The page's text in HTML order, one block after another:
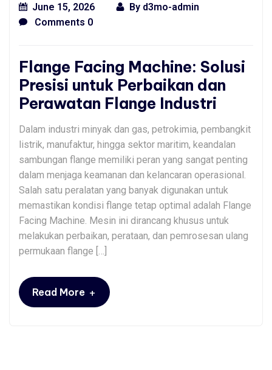
June 15, 2026
By d3mo-admin
Comments 0
Flange Facing Machine: Solusi
Presisi untuk Perbaikan dan
Perawatan Flange Industri
Dalam industri minyak dan gas, petrokimia, pembangkit
listrik, manufaktur, hingga sektor maritim, keandalan
sambungan flange memiliki peran yang sangat penting
dalam menjaga keamanan dan kelancaran operasional.
Salah satu peralatan yang banyak digunakan untuk
memastikan kondisi flange tetap optimal adalah Flange
Facing Machine. Mesin ini dirancang khusus untuk
melakukan perbaikan, perataan, dan pemrosesan ulang
permukaan flange […]
Read More +